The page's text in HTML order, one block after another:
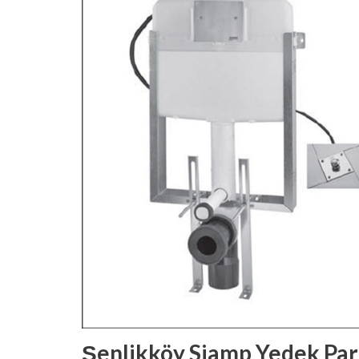
Şenlikköy Siamp Yedek